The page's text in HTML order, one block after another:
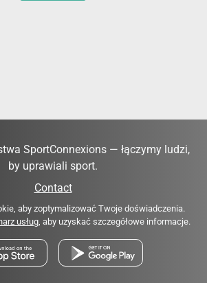
SportConnexions — łączymy ludzi,
by uprawiali sport.
Contact
aby zoptymalizować Twoje doświadczenia.
usług, aby uzyskać szczegółowe informacje.